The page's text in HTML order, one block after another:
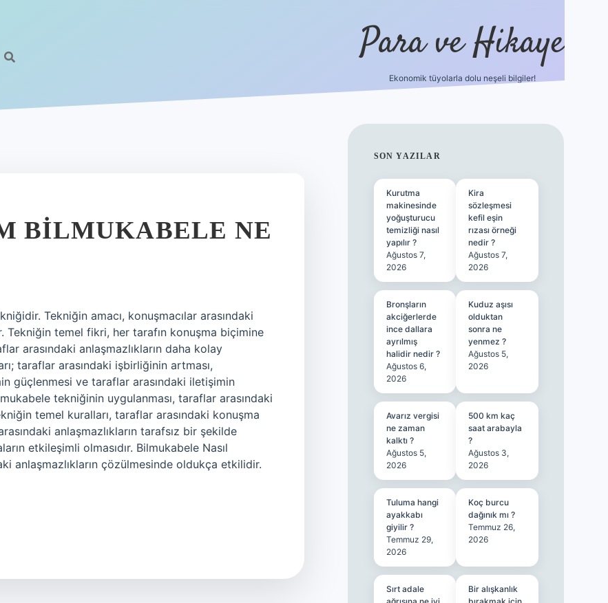
Para ve Hikaye
Ekonomik tüyolarla dolu neşeli bilgiler!
BILMUKABELE NE
Tekniğin amacı, konuşmacılar arasındaki
Tekniğin temel fikri, her tarafın konuşma biçimine
arasındaki anlaşmazlıkların daha kolay
taraflar arasındaki işbirliğinin artması,
güçlenmesi ve taraflar arasındaki iletişimin
tekniğinin uygulanması, taraflar arasındaki
temel kuralları, taraflar arasındaki konuşma
anlaşmazlıkların tarafsız bir şekilde
etkileşimli olmasıdır. Bilmukabele Nasıl
anlaşmazlıkların çözülmesinde oldukça etkilidir.
SIDEBAR
SON YAZILAR
Kurutma
makinesinde
yoğuşturucu
temizliği nasıl
yapılır ?
Ağustos 7,
2026
Kira
sözleşmesi
kefil eşin
rızası örneği
nedir ?
Ağustos 7,
2026
Bronşların
akciğerlerde
ince dallara
ayrılmış
halidir nedir ?
Ağustos 6,
2026
Kuduz aşısı
olduktan
sonra ne
yenmez ?
Ağustos 5,
2026
Avarız vergisi
ne zaman
kalktı ?
Ağustos 5,
2026
500 km kaç
saat arabayla
?
Ağustos 3,
2026
Tuluma hangi
ayakkabı
giyilir ?
Temmuz 29,
2026
Koç burcu
dağınık mı ?
Temmuz 26,
2026
Sırt adale
Bir alışkanlık
https://elexbetgiris.org/